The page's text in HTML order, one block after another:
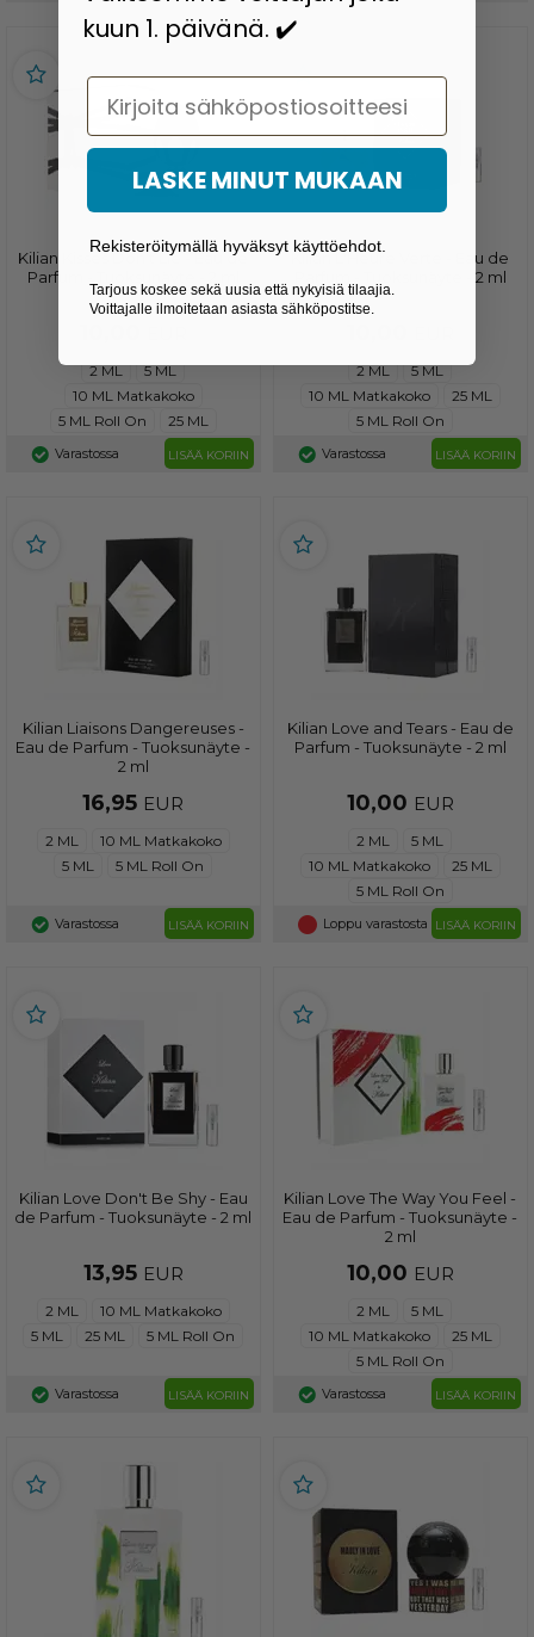
Kilian Kisses Don't Lie - Eau de
Parfum - Tuoksunäyte - 2 ml
2 ML
5 ML
10 ML Matkakoko
5 ML Roll On
25 ML
Varastossa LISÄÄ KORIIN
Kilian L'Heure Verte - Eau de
Parfum - Tuoksunäyte - 2 ml
2 ML
5 ML
10 ML Matkakoko
25 ML
5 ML Roll On
Varastossa LISÄÄ KORIIN
Kilian Liaisons Dangereuses -
Eau de Parfum - Tuoksunäyte -
2 ml
16,95 EUR
2 ML
10 ML Matkakoko
5 ML
5 ML Roll On
Varastossa LISÄÄ KORIIN
Kilian Love and Tears - Eau de
Parfum - Tuoksunäyte - 2 ml
10,00 EUR
2 ML
5 ML
10 ML Matkakoko
25 ML
5 ML Roll On
Loppu varastosta LISÄÄ KORIIN
Kilian Love Don't Be Shy - Eau
de Parfum - Tuoksunäyte - 2 ml
13,95 EUR
2 ML
10 ML Matkakoko
5 ML
25 ML 5 ML Roll On
Varastossa LISÄÄ KORIIN
Kilian Love The Way You Feel -
Eau de Parfum - Tuoksunäyte -
2 ml
10,00 EUR
2 ML
5 ML
10 ML Matkakoko
25 ML
5 ML Roll On
Varastossa LISÄÄ KORIIN
kuun 1. päivänä. ✔️
Email
LASKE MINUT MUKAAN
Rekisteröitymällä hyväksyt käyttöehdot.
Tarjous koskee sekä uusia että nykyisiä tilaajia.
Voittajalle ilmoitetaan asiasta sähköpostitse.